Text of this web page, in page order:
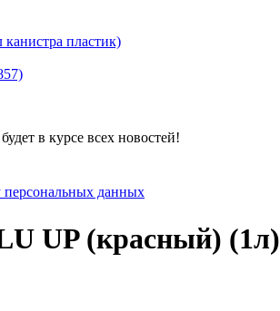
пластик)
в курсе всех новостей!
персональных данных
UP (красный) (1л)